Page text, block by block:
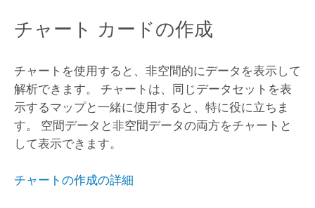
チャート カードの作成
チャートを使用すると、非空間的にデータを表示して
解析できます。 チャートは、同じデータセットを表
示するマップと一緒に使用すると、特に役に立ちま
す。 空間データと非空間データの両方をチャートと
して表示できます。
チャートの作成の詳細